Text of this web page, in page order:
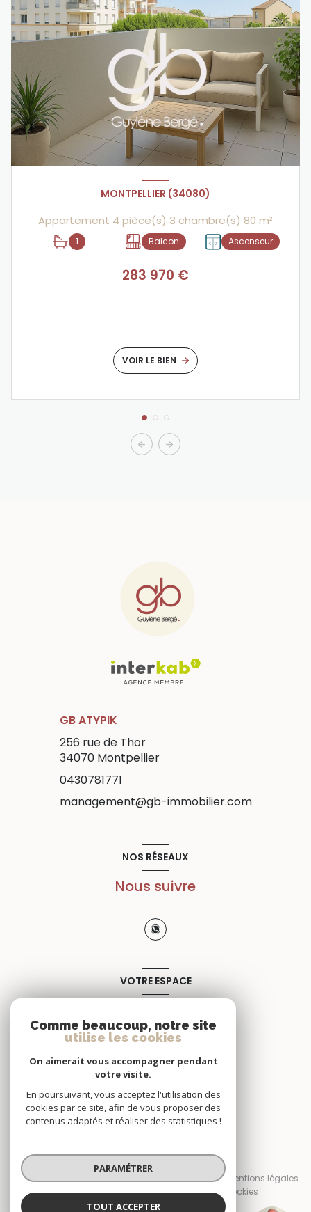
MONTPELLIER (34080)
Appartement 4 pièce(s) 3 chambre(s) 80 m²
1 Balcon Ascenseur
283 970 €
VOIR LE BIEN
GB ATYPIK
256 rue de Thor
34070 Montpellier
0430781771
management@gb-immobilier.com
NOS RÉSEAUX
Nous suivre
VOTRE ESPACE
© 2026 | Tous droits réservés
Nos honoraires
Nos partenaires
Mentions légales
Admin
Politique RGPD Cookies
Comme beaucoup, notre site
utilise les cookies
On aimerait vous accompagner pendant
votre visite.
En poursuivant, vous acceptez l'utilisation des
cookies par ce site, afin de vous proposer des
contenus adaptés et réaliser des statistiques !
PARAMÉTRER
TOUT ACCEPTER